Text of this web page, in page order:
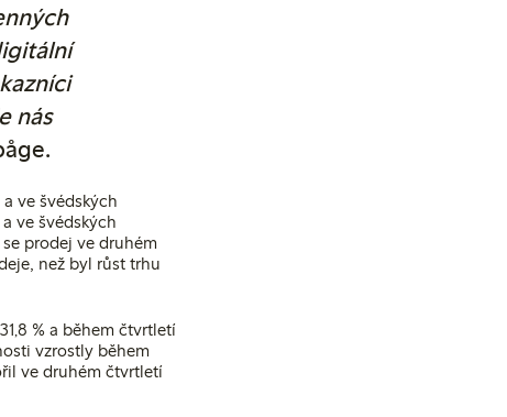
nás
ve švédských
ve švédských
prodej ve druhém
než byl růst trhu
% a během čtvrtletí
vzrostly během
ve druhém čtvrtletí